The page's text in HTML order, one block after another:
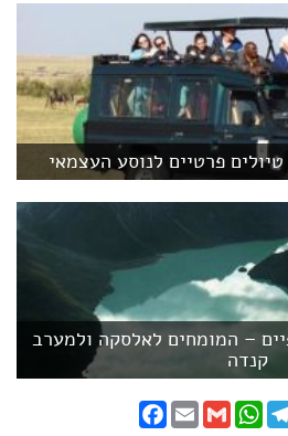
פרטיים לנוסע העצמאי
– המומחים לאלסקה ולמערב
קנדה
F
a
E
m
G
m
W
h